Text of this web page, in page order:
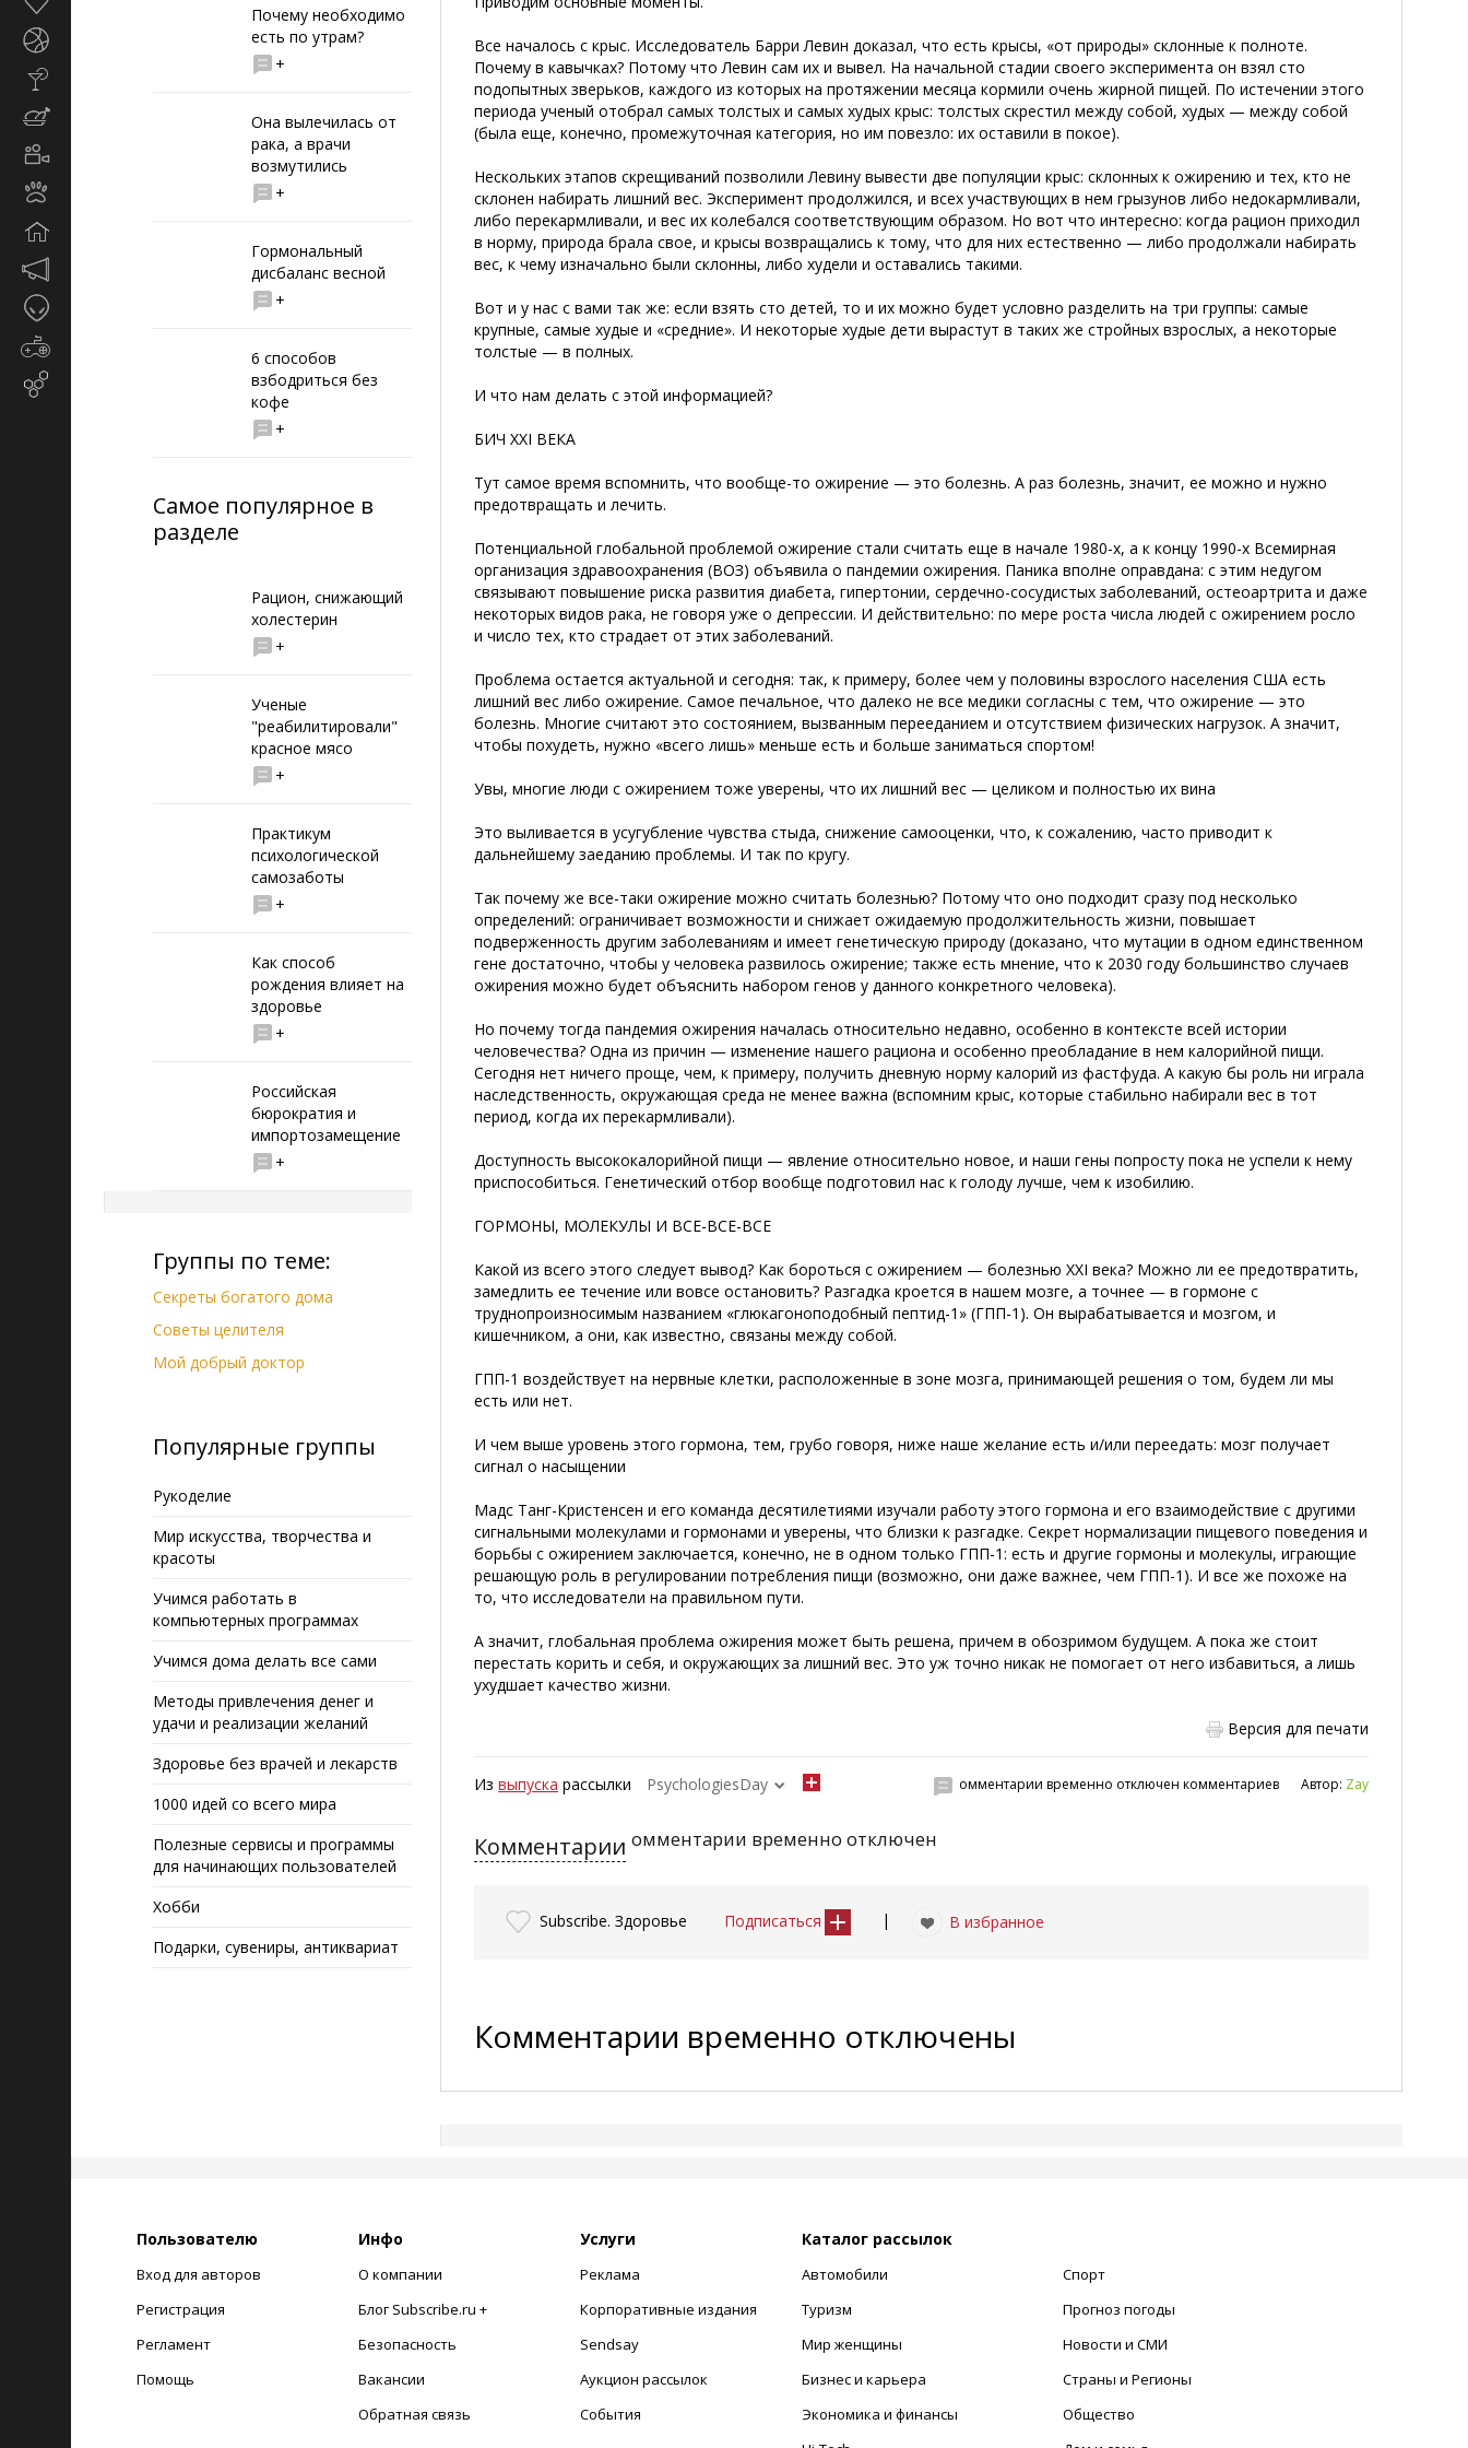
Почему необходимо
есть по утрам?
+
Она вылечилась от
рака, а врачи
возмутились
+
Гормональный
дисбаланс весной
+
6 способов
взбодриться без
кофе
+
Самое популярное в
разделе
Рацион, снижающий
холестерин
+
Ученые
"реабилитировали"
красное мясо
+
Практикум
психологической
самозаботы
+
Как способ
рождения влияет на
здоровье
+
Российская
бюрократия и
импортозамещение
+
Группы по теме:
Секреты богатого дома
Советы целителя
Мой добрый доктор
Популярные группы
Рукоделие
Мир искусства, творчества и
красоты
Учимся работать в
компьютерных программах
Учимся дома делать все сами
Методы привлечения денег и
удачи и реализации желаний
Здоровье без врачей и лекарств
1000 идей со всего мира
Полезные сервисы и программы
для начинающих пользователей
Хобби
Подарки, сувениры, антиквариат
Все началось с крыс. Исследователь Барри Левин доказал, что есть крысы, «от природы» склонные к полноте.
Почему в кавычках? Потому что Левин сам их и вывел. На начальной стадии своего эксперимента он взял сто
подопытных зверьков, каждого из которых на протяжении месяца кормили очень жирной пищей. По истечении этого
периода ученый отобрал самых толстых и самых худых крыс: толстых скрестил между собой, худых — между собой
(была еще, конечно, промежуточная категория, но им повезло: их оставили в покое).
Нескольких этапов скрещиваний позволили Левину вывести две популяции крыс: склонных к ожирению и тех, кто не
склонен набирать лишний вес. Эксперимент продолжился, и всех участвующих в нем грызунов либо недокармливали,
либо перекармливали, и вес их колебался соответствующим образом. Но вот что интересно: когда рацион приходил
в норму, природа брала свое, и крысы возвращались к тому, что для них естественно — либо продолжали набирать
вес, к чему изначально были склонны, либо худели и оставались такими.
Вот и у нас с вами так же: если взять сто детей, то и их можно будет условно разделить на три группы: самые
крупные, самые худые и «средние». И некоторые худые дети вырастут в таких же стройных взрослых, а некоторые
толстые — в полных.
И что нам делать с этой информацией?
БИЧ XXI ВЕКА
Тут самое время вспомнить, что вообще-то ожирение — это болезнь. А раз болезнь, значит, ее можно и нужно
предотвращать и лечить.
Потенциальной глобальной проблемой ожирение стали считать еще в начале 1980-х, а к концу 1990-х Всемирная
организация здравоохранения (ВОЗ) объявила о пандемии ожирения. Паника вполне оправдана: с этим недугом
связывают повышение риска развития диабета, гипертонии, сердечно-сосудистых заболеваний, остеоартрита и даже
некоторых видов рака, не говоря уже о депрессии. И действительно: по мере роста числа людей с ожирением росло
и число тех, кто страдает от этих заболеваний.
Проблема остается актуальной и сегодня: так, к примеру, более чем у половины взрослого населения США есть
лишний вес либо ожирение. Самое печальное, что далеко не все медики согласны с тем, что ожирение — это
болезнь. Многие считают это состоянием, вызванным перееданием и отсутствием физических нагрузок. А значит,
чтобы похудеть, нужно «всего лишь» меньше есть и больше заниматься спортом!
Увы, многие люди с ожирением тоже уверены, что их лишний вес — целиком и полностью их вина
Это выливается в усугубление чувства стыда, снижение самооценки, что, к сожалению, часто приводит к
дальнейшему заеданию проблемы. И так по кругу.
Так почему же все-таки ожирение можно считать болезнью? Потому что оно подходит сразу под несколько
определений: ограничивает возможности и снижает ожидаемую продолжительность жизни, повышает
подверженность другим заболеваниям и имеет генетическую природу (доказано, что мутации в одном единственном
гене достаточно, чтобы у человека развилось ожирение; также есть мнение, что к 2030 году большинство случаев
ожирения можно будет объяснить набором генов у данного конкретного человека).
Но почему тогда пандемия ожирения началась относительно недавно, особенно в контексте всей истории
человечества? Одна из причин — изменение нашего рациона и особенно преобладание в нем калорийной пищи.
Сегодня нет ничего проще, чем, к примеру, получить дневную норму калорий из фастфуда. А какую бы роль ни играла
наследственность, окружающая среда не менее важна (вспомним крыс, которые стабильно набирали вес в тот
период, когда их перекармливали).
Доступность высококалорийной пищи — явление относительно новое, и наши гены попросту пока не успели к нему
приспособиться. Генетический отбор вообще подготовил нас к голоду лучше, чем к изобилию.
ГОРМОНЫ, МОЛЕКУЛЫ И ВСЕ-ВСЕ-ВСЕ
Какой из всего этого следует вывод? Как бороться с ожирением — болезнью XXI века? Можно ли ее предотвратить,
замедлить ее течение или вовсе остановить? Разгадка кроется в нашем мозге, а точнее — в гормоне с
труднопроизносимым названием «глюкагоноподобный пептид-1» (ГПП-1). Он вырабатывается и мозгом, и
кишечником, а они, как известно, связаны между собой.
ГПП-1 воздействует на нервные клетки, расположенные в зоне мозга, принимающей решения о том,будем ли мы
есть или нет.
И чем выше уровень этого гормона, тем, грубо говоря, ниже наше желание есть и/или переедать: мозг получает
сигнал о насыщении
Мадс Танг-Кристенсен и его команда десятилетиями изучали работу этого гормона и его взаимодействие с другими
сигнальными молекулами и гормонами и уверены, что близки к разгадке. Секрет нормализации пищевого поведения и
борьбы с ожирением заключается, конечно, не в одном только ГПП-1: есть и другие гормоны и молекулы, играющие
решающую роль в регулировании потребления пищи (возможно, они даже важнее, чем ГПП-1). И все же похоже на
то, что исследователи на правильном пути.
А значит, глобальная проблема ожирения может быть решена, причем в обозримом будущем. А пока же стоит
перестать корить и себя, и окружающих за лишний вес. Это уж точно никак не помогает от него избавиться, а лишь
ухудшает качество жизни.
Версия для печати
Извыпуска рассылки PsychologiesDay Автор: Zay
омментарии временно отключен комментариев
Комментарии омментарии временно отключен
Subscribe. Здоровье Подписаться | В избранное
Комментарии временно отключены
Пользователю
Вход для авторов
Регистрация
Регламент
Помощь
Инфо
О компании
Блог Subscribe.ru +
Безопасность
Вакансии
Обратная связь
Услуги
Реклама
Корпоративные издания
Sendsay
Аукцион рассылок
События
Каталог рассылок
Автомобили
Туризм
Мир женщины
Бизнес и карьера
Экономика и финансы
Спорт
Прогноз погоды
Новости и СМИ
Страны и Регионы
Общество